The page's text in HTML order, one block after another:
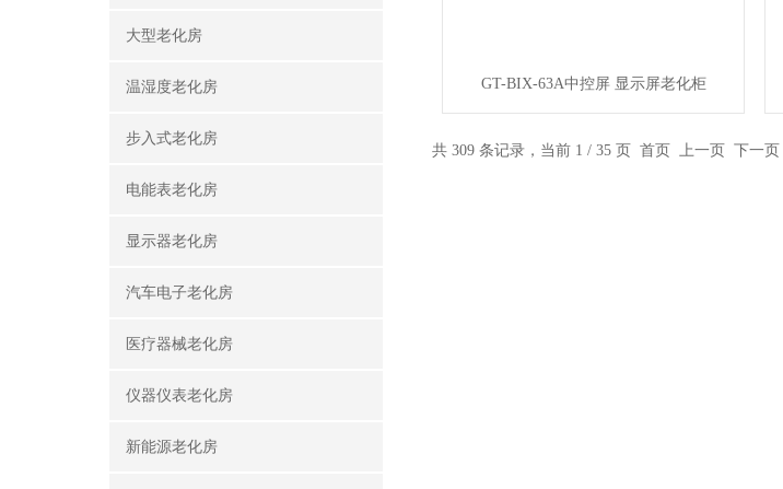
大型老化房
温湿度老化房
步入式老化房
电能表老化房
显示器老化房
汽车电子老化房
医疗器械老化房
仪器仪表老化房
新能源老化房
GT-BIX-63A中控屏 显示屏老化柜
共 309 条记录，当前 1 / 35 页 首页 上一页 下一页